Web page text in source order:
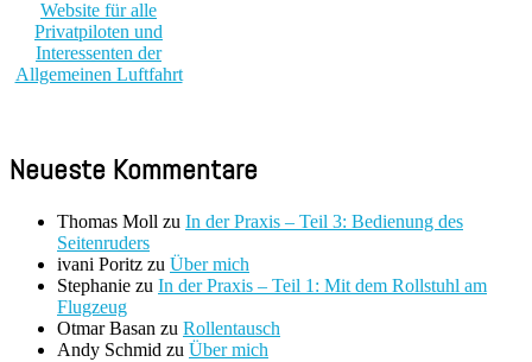
Neueste Kommentare
Thomas Moll zu In der Praxis – Teil 3: Bedienung des
Seitenruders
ivani Poritz zu Über mich
Stephanie zu In der Praxis – Teil 1: Mit dem Rollstuhl am
Flugzeug
Otmar Basan zu Rollentausch
Andy Schmid zu Über mich